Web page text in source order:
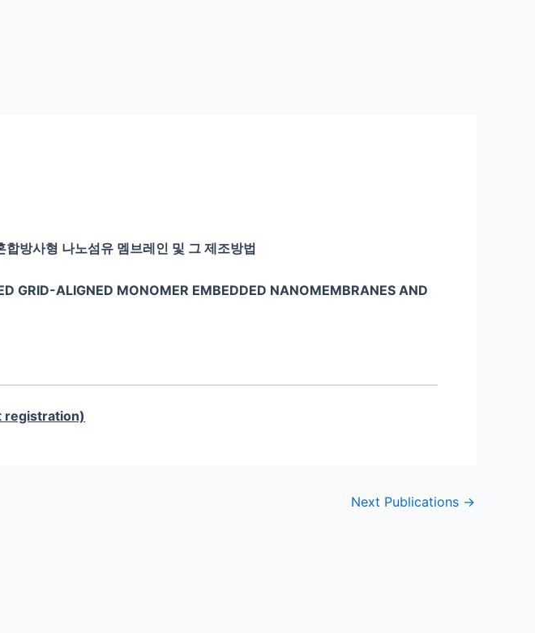
방사형 나노섬유 멤브레인 및 그 제조방법
GRID-ALIGNED MONOMER EMBEDDED NANOMEMBRANES AND
registration)
Next Publications →